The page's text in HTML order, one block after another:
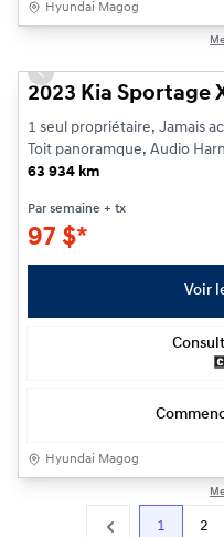
Hyundai Magog
Previous slide
2023 Kia Sportage
1 seul propriétaire, Jamais
Toit panoramque, Audio
63 934 km
Par semaine + tx
97 $*
Voir
Hyundai Magog
1 2